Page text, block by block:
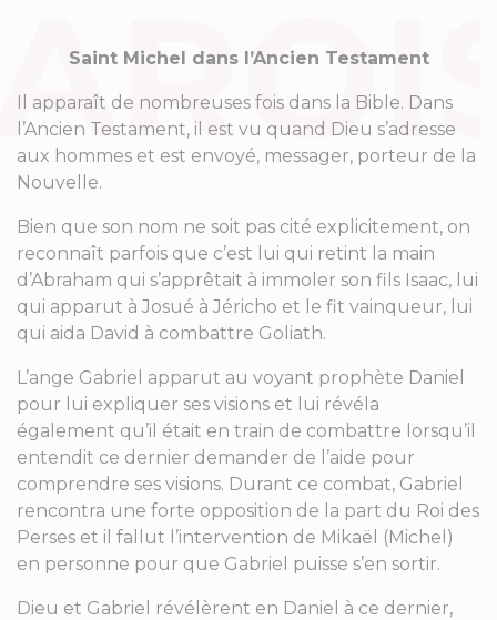
Saint Michel dans l’Ancien Testament
Il apparaît de nombreuses fois dans la Bible. Dans
l’Ancien Testament, il est vu quand Dieu s’adresse
aux hommes et est envoyé, messager, porteur de la
Nouvelle.
Bien que son nom ne soit pas cité explicitement, on
reconnaît parfois que c’est lui qui retint la main
d’Abraham qui s’apprêtait à immoler son fils Isaac, lui
qui apparut à Josué à Jéricho et le fit vainqueur, lui
qui aida David à combattre Goliath.
L’ange Gabriel apparut au voyant prophète Daniel
pour lui expliquer ses visions et lui révéla
également qu’il était en train de combattre lorsqu’il
entendit ce dernier demander de l’aide pour
comprendre ses visions. Durant ce combat, Gabriel
rencontra une forte opposition de la part du Roi des
Perses et il fallut l’intervention de Mikaël (Michel)
en personne pour que Gabriel puisse s’en sortir.
Dieu et Gabriel révélèrent en Daniel à ce dernier,